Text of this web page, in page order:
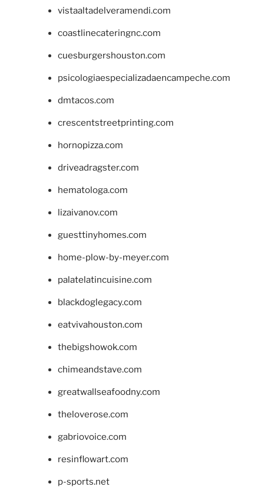
vistaaltadelveramendi.com
coastlinecateringnc.com
cuesburgershouston.com
psicologiaespecializadaencampeche.com
dmtacos.com
crescentstreetprinting.com
hornopizza.com
driveadragster.com
hematologa.com
lizaivanov.com
guesttinyhomes.com
home-plow-by-meyer.com
palatelatincuisine.com
blackdoglegacy.com
eatvivahouston.com
thebigshowok.com
chimeandstave.com
greatwallseafoodny.com
theloverose.com
gabriovoice.com
resinflowart.com
p-sports.net